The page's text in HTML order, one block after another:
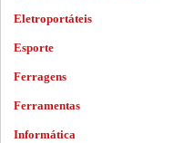
Eletroportáteis
Esporte
Ferragens
Ferramentas
Informática